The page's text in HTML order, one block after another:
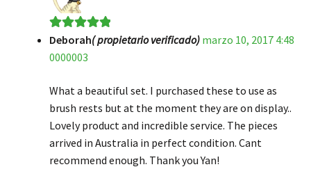
Valorado en5
de 5
Deborah( propietario verificado) marzo 10, 2017 4:48
0000003
What a beautiful set. I purchased these to use as
brush rests but at the moment they are on display..
Lovely product and incredible service. The pieces
arrived in Australia in perfect condition. Cant
recommend enough. Thank you Yan!